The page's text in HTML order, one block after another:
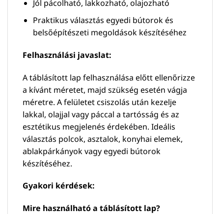
Jól pácolható, lakkozható, olajozható
Praktikus választás egyedi bútorok és
belsőépítészeti megoldások készítéséhez
Felhasználási javaslat:
A táblásított lap felhasználása előtt ellenőrizze
a kívánt méretet, majd szükség esetén vágja
méretre. A felületet csiszolás után kezelje
lakkal, olajjal vagy páccal a tartósság és az
esztétikus megjelenés érdekében. Ideális
választás polcok, asztalok, konyhai elemek,
ablakpárkányok vagy egyedi bútorok
készítéséhez.
Gyakori kérdések:
Mire használható a táblásított lap?